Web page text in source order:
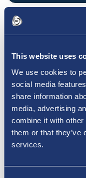
This website uses
We use cookies to
social media
share information
media, advertising
combine it with other
them or that they’ve
services.